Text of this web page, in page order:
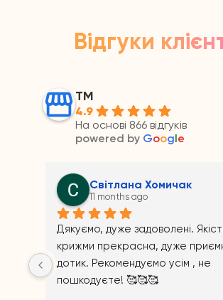
Відгуки
ТМ
4.9
На основі 866 відгуків
powered by Google
Андрій Прайс
11 months ago